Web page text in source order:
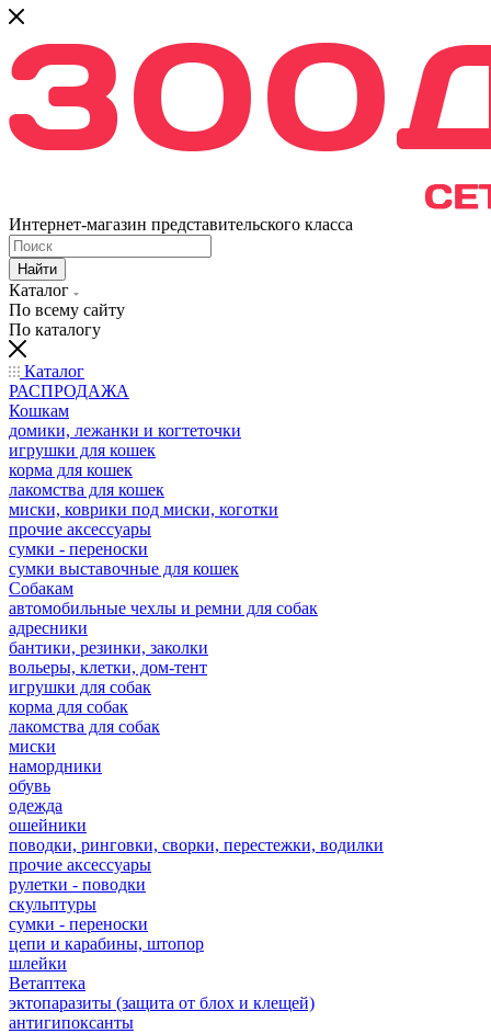
Интернет-магазин представительского класса
Найти
Каталог
По всему сайту
По каталогу
Каталог
РАСПРОДАЖА
Кошкам
домики, лежанки и когтеточки
игрушки для кошек
корма для кошек
лакомства для кошек
миски, коврики под миски, коготки
прочие аксессуары
сумки - переноски
сумки выставочные для кошек
Собакам
автомобильные чехлы и ремни для собак
адресники
бантики, резинки, заколки
вольеры, клетки, дом-тент
игрушки для собак
корма для собак
лакомства для собак
миски
намордники
обувь
одежда
ошейники
поводки, ринговки, сворки, перестежки, водилки
прочие аксессуары
рулетки - поводки
скульптуры
сумки - переноски
цепи и карабины, штопор
шлейки
Ветаптека
эктопаразиты (защита от блох и клещей)
антигипоксанты